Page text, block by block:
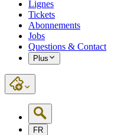
Lignes
Tickets
Abonnements
Jobs
Questions & Contact
Plus
FR